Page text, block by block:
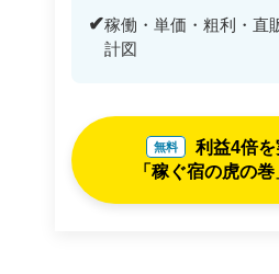
✔稼働・単価・粗利・直
計図
無料
利益4倍
「稼ぐ宿の虎の